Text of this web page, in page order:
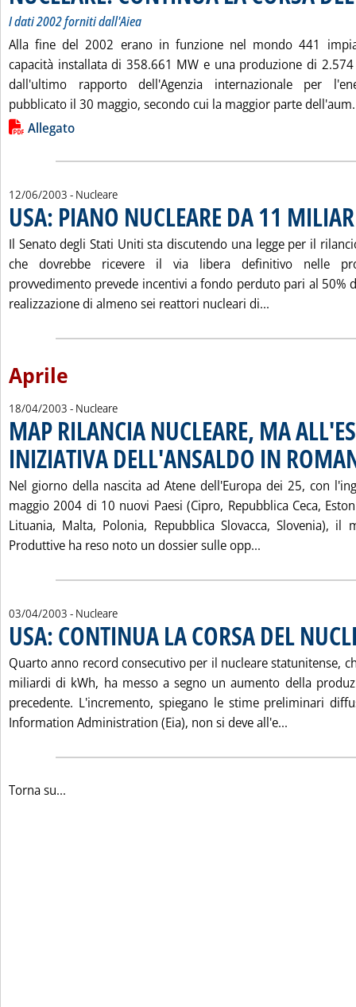
I dati 2002 forniti dall'Aiea
Alla fine del 2002 erano in funzione nel mondo 441
capacità installata di 358.661 MW e una produzione di
dall'ultimo rapporto dell'Agenzia internazionale per
pubblicato il 30 maggio, secondo cui la maggior parte
Lista allegati PDF alla notizia
Allegato
12/06/2003 - Nucleare
USA: PIANO NUCLEARE DA 11
Il Senato degli Stati Uniti sta discutendo una legge per il
che dovrebbe ricevere il via libera definitivo nelle
provvedimento prevede incentivi a fondo perduto pari al 50%
realizzazione di almeno sei reattori nucleari di...
Aprile
18/04/2003 - Nucleare
MAP RILANCIA NUCLEARE, MA
INIZIATIVA DELL'ANSALDO IN
Nel giorno della nascita ad Atene dell'Europa dei 25, con
maggio 2004 di 10 nuovi Paesi (Cipro, Repubblica Ceca,
Lituania, Malta, Polonia, Repubblica Slovacca, Slovenia), il
Produttive ha reso noto un dossier sulle opp...
03/04/2003 - Nucleare
USA: CONTINUA LA CORSA DEL
Quarto anno record consecutivo per il nucleare statunitense,
miliardi di kWh, ha messo a segno un aumento della
precedente. L'incremento, spiegano le stime preliminari
Information Administration (Eia), non si deve all'e...
Torna su...